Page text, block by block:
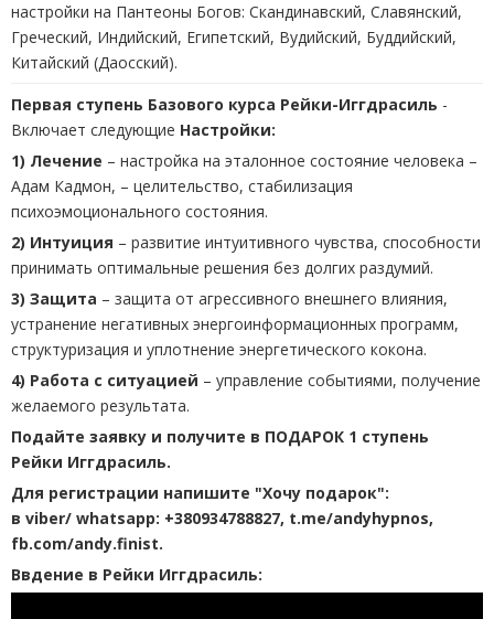
настройки на Пантеоны Богов: Скандинавский, Славянский,
Греческий, Индийский, Египетский, Вудийский, Буддийский,
Китайский (Даосский).
Первая ступень Базового курса Рейки-Иггдрасиль -
Включает следующие Настройки:
1) Лечение – настройка на эталонное состояние человека –
Адам Кадмон, – целительство, стабилизация
психоэмоционального состояния.
2) Интуиция – развитие интуитивного чувства, способности
принимать оптимальные решения без долгих раздумий.
3) Защита – защита от агрессивного внешнего влияния,
устранение негативных энергоинформационных программ,
структуризация и уплотнение энергетического кокона.
4) Работа с ситуацией – управление событиями, получение
желаемого результата.
Подайте заявку и получите в ПОДАРОК 1 ступень
Рейки Иггдрасиль.
Для регистрации напишите "Хочу подарок":
в viber/ whatsapp: +380934788827, t.me/andyhypnos,
fb.com/andy.finist.
Ввдение в Рейки Иггдрасиль: